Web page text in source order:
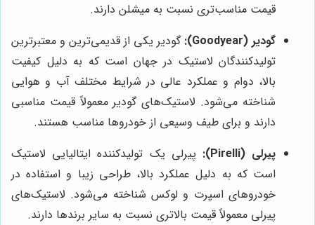
قیمت مناسب‌تری نسبت به میشلن دارند.
گودیر (Goodyear):
گودیر یکی از قدیمی‌ترین و معتبرترین
تولیدکنندگان لاستیک در جهان است که به دلیل کیفیت
بالا، دوام و عملکرد عالی در شرایط مختلف آب و هوایی
شناخته می‌شود. لاستیک‌های گودیر معمولاً قیمت مناسبی
دارند و برای طیف وسیعی از خودروها مناسب هستند.
پیرلی (Pirelli):
پیرلی یک تولیدکننده ایتالیایی لاستیک
است که به دلیل عملکرد بالا، طراحی زیبا و استفاده در
خودروهای اسپرت و لوکس شناخته می‌شود. لاستیک‌های
پیرلی معمولاً قیمت بالاتری نسبت به سایر برندها دارند.